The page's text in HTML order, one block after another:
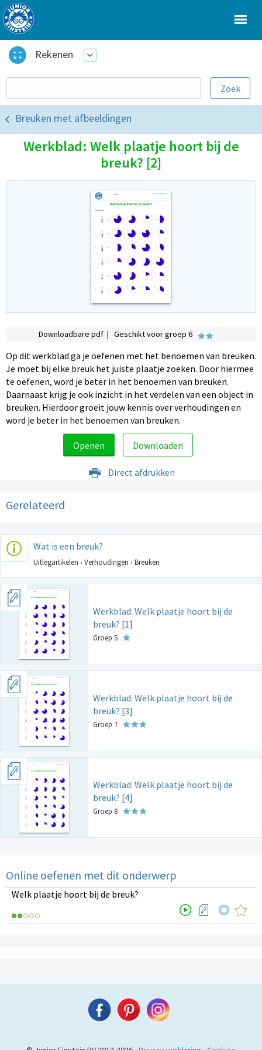
Rekenen
Breuken met afbeeldingen
Werkblad: Welk plaatje hoort bij de
breuk? [2]
Downloadbare pdf | Geschikt voor groep 6
Op dit werkblad ga je oefenen met het benoemen van breuken.
Je moet bij elke breuk het juiste plaatje zoeken. Door hiermee
te oefenen, word je beter in het benoemen van breuken.
Daarnaast krijg je ook inzicht in het verdelen van een object in
breuken. Hierdoor groeit jouw kennis over verhoudingen en
word je beter in het benoemen van breuken.
Openen Downloaden
Direct afdrukken
Gerelateerd
Wat is een breuk?
Uitlegartikelen › Verhoudingen › Breuken
Werkblad: Welk plaatje hoort bij de
breuk? [1]
Groep 5
Werkblad: Welk plaatje hoort bij de
breuk? [3]
Groep 7
Werkblad: Welk plaatje hoort bij de
breuk? [4]
Groep 8
Online oefenen met dit onderwerp
Welk plaatje hoort bij de breuk?